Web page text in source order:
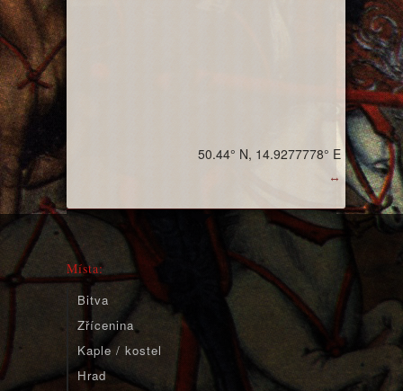
↔
50.44° N, 14.9277778° E
Místa:
Bitva
Zřícenina
Kaple / kostel
Hrad